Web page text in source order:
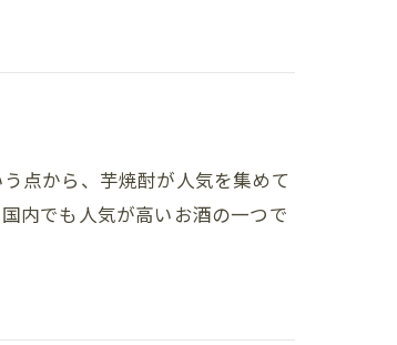
点から、芋焼酎が人気を集めて
内でも人気が高いお酒の一つで